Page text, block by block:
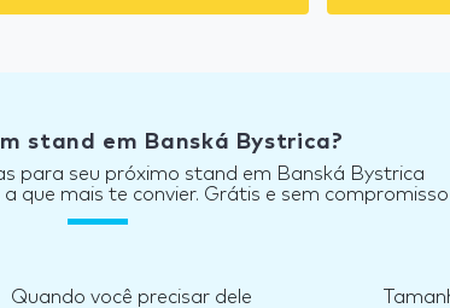
stand em Banská Bystrica?
para seu próximo stand em Banská Bystrica
que mais te convier. Grátis e sem compromisso
Quando você precisar dele